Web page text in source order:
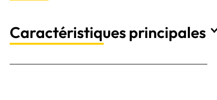
Caractéristiques principales